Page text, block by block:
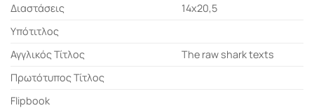
Διαστάσεις
14x20,5
Υπότιτλος
Αγγλικός Τίτλος
The raw shark texts
Πρωτότυπος Τίτλος
Flipbook